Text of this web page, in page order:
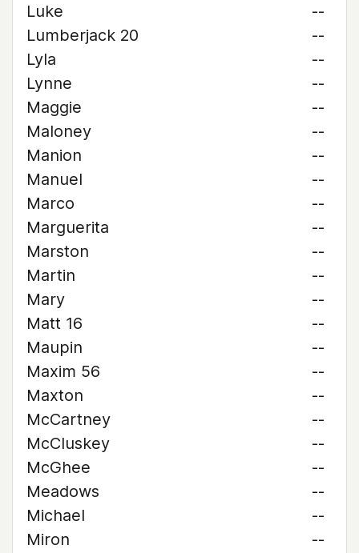
Luke
--
Lumberjack 20
--
Lyla
--
Lynne
--
Maggie
--
Maloney
--
Manion
--
Manuel
--
Marco
--
Marguerita
--
Marston
--
Martin
--
Mary
--
Matt 16
--
Maupin
--
Maxim 56
--
Maxton
--
McCartney
--
McCluskey
--
McGhee
--
Meadows
--
Michael
--
Miron
--